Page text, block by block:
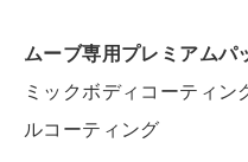
ムーブ専用プレミアムパ
ミックボディコーティン
ルコーティング